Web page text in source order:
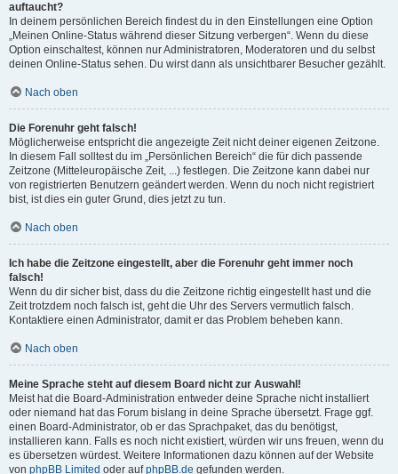
auftaucht?
In deinem persönlichen Bereich findest du in den Einstellungen eine Option
„Meinen Online-Status während dieser Sitzung verbergen“. Wenn du diese
Option einschaltest, können nur Administratoren, Moderatoren und du selbst
deinen Online-Status sehen. Du wirst dann als unsichtbarer Besucher gezählt.
Nach oben
Die Forenuhr geht falsch!
Möglicherweise entspricht die angezeigte Zeit nicht deiner eigenen Zeitzone.
In diesem Fall solltest du im „Persönlichen Bereich“ die für dich passende
Zeitzone (Mitteleuropäische Zeit, ...) festlegen. Die Zeitzone kann dabei nur
von registrierten Benutzern geändert werden. Wenn du noch nicht registriert
bist, ist dies ein guter Grund, dies jetzt zu tun.
Nach oben
Ich habe die Zeitzone eingestellt, aber die Forenuhr geht immer noch
falsch!
Wenn du dir sicher bist, dass du die Zeitzone richtig eingestellt hast und die
Zeit trotzdem noch falsch ist, geht die Uhr des Servers vermutlich falsch.
Kontaktiere einen Administrator, damit er das Problem beheben kann.
Nach oben
Meine Sprache steht auf diesem Board nicht zur Auswahl!
Meist hat die Board-Administration entweder deine Sprache nicht installiert
oder niemand hat das Forum bislang in deine Sprache übersetzt. Frage ggf.
einen Board-Administrator, ob er das Sprachpaket, das du benötigst,
installieren kann. Falls es noch nicht existiert, würden wir uns freuen, wenn du
es übersetzen würdest. Weitere Informationen dazu können auf der Website
von phpBB Limited oder aufphpBB.de gefunden werden.